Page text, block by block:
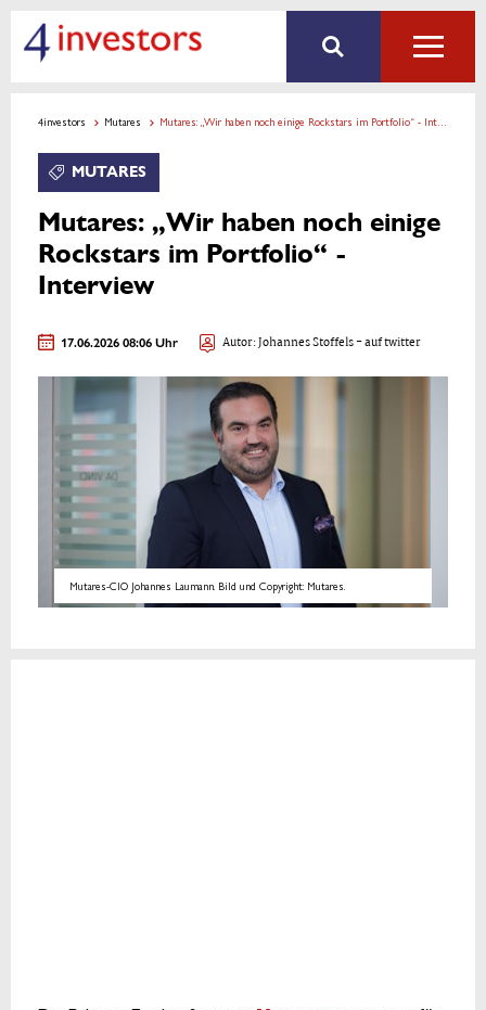
4investors Mutares Mutares: „Wir haben noch einige Rockstars im Portfolio“ - Interview
MUTARES
Mutares: „Wir haben noch einige
Rockstars im Portfolio“ -
Interview
17.06.2026 08:06 Uhr Autor:Johannes Stoffels- auf twitter
Mutares-CIO Johannes Laumann. Bild und Copyright: Mutares.